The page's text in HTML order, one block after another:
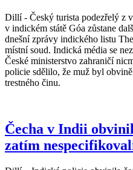
Dillí - Český turista podezřelý z
v indickém státě Góa zůstane
dnešní zprávy indického listu
místní soud. Indická média se
České ministerstvo zahraničí
policie sdělilo, že muž byl
trestného činu.
Čecha v Indii
zatím